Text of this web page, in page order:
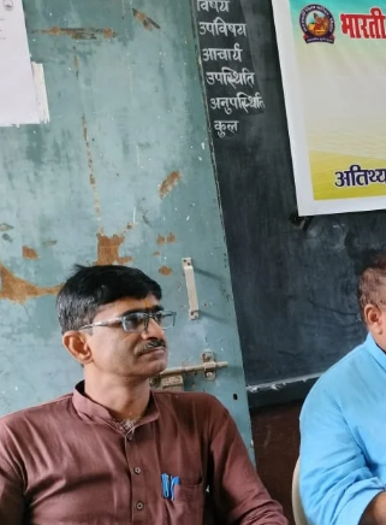
ONLINE GAMBLING
I migliori casinò con bonus
Chiken Road slot
July 12, 2026